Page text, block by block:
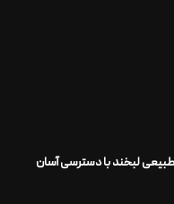
طبیعی لبخند با دسترسی آسان